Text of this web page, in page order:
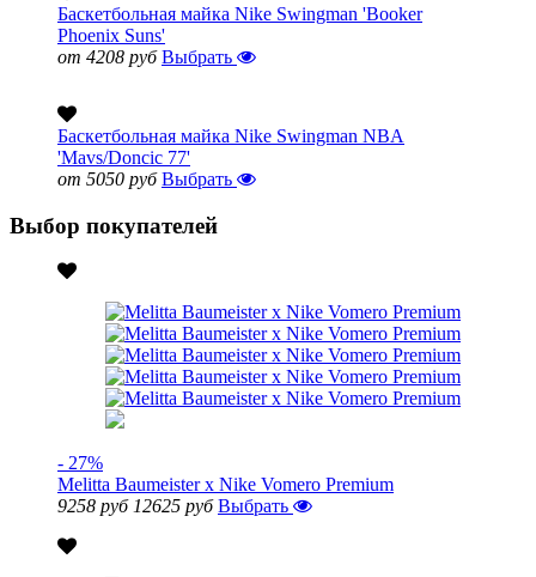
Баскетбольная майка Nike Swingman 'Booker
Phoenix Suns'
от 4208 руб Выбрать
Баскетбольная майка Nike Swingman NBA
'Mavs/Doncic 77'
от 5050 руб Выбрать
Выбор покупателей
- 27%
Melitta Baumeister x Nike Vomero Premium
9258 руб 12625 руб Выбрать